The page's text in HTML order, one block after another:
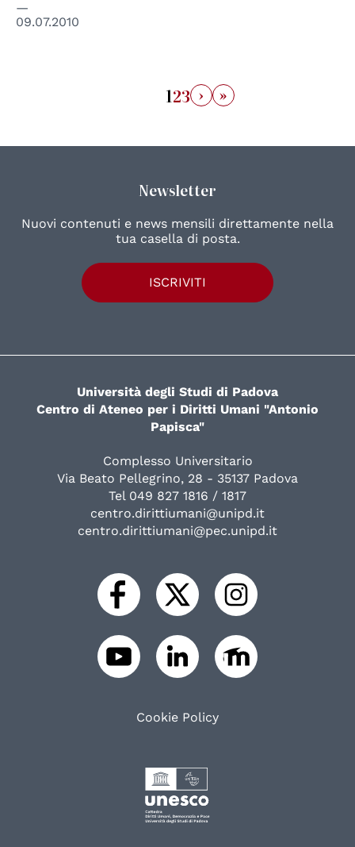
09.07.2010
123 › »
Newsletter
Nuovi contenuti e news mensili direttamente nella
tua casella di posta.
ISCRIVITI
Università degli Studi di Padova
Centro di Ateneo per i Diritti Umani "Antonio
Papisca"
Complesso Universitario
Via Beato Pellegrino, 28 - 35137 Padova
Tel 049 827 1816 / 1817
centro.dirittiumani@unipd.it
centro.dirittiumani@pec.unipd.it
Cookie Policy